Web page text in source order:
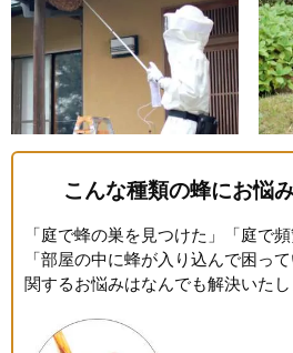
こんな種類の蜂にお悩
「庭で蜂の巣を見つけた」「庭で
「部屋の中に蜂が入り込んで困っ
関するお悩みはなんでも解決いたし